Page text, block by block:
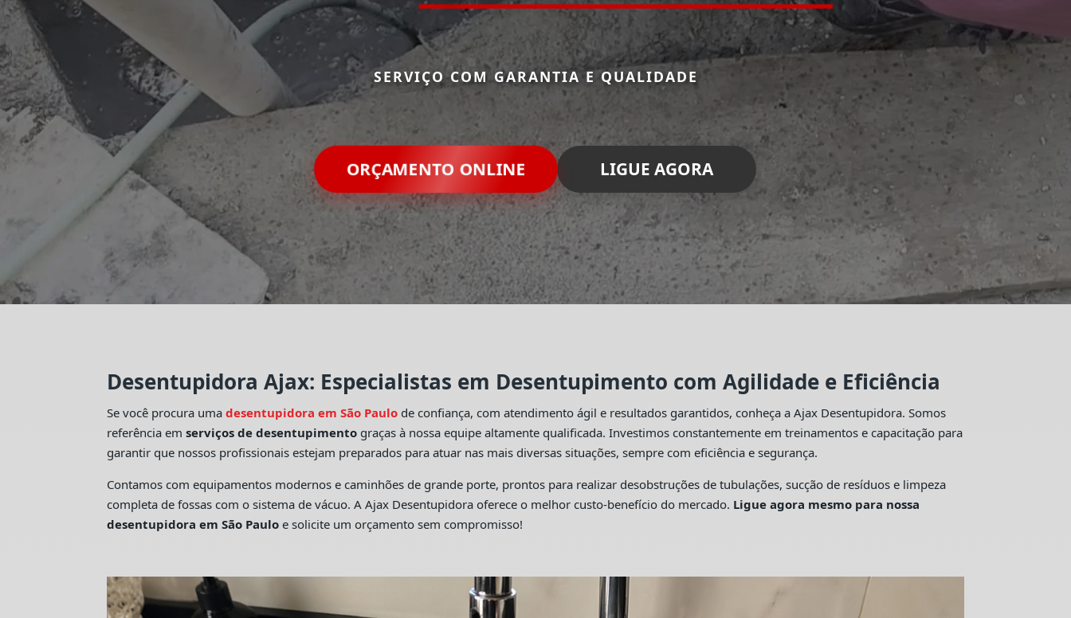
SERVIÇO COM GARANTIA E QUALIDADE
ORÇAMENTO ONLINE LIGUE AGORA
Desentupidora Ajax: Especialistas em Desentupimento com Agilidade e Eficiência
Se você procura umadesentupidora em São Paulo de confiança, com atendimento ágil e resultados garantidos, conheça a Ajax Desentupidora. Somos
referência emserviços de desentupimento graças à nossa equipe altamente qualificada. Investimos constantemente em treinamentos e capacitação para
garantir que nossos profissionais estejam preparados para atuar nas mais diversas situações, sempre com eficiência e segurança.
Contamos com equipamentos modernos e caminhões de grande porte, prontos para realizar desobstruções de tubulações, sucção de resíduos e limpeza
completa de fossas com o sistema de vácuo. A Ajax Desentupidora oferece o melhor custo-benefício do mercado. Ligue agora mesmo para nossa
desentupidora em São Paulo e solicite um orçamento sem compromisso!